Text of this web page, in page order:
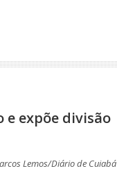
e expõe divisão
Lemos/Diário de Cuiabá